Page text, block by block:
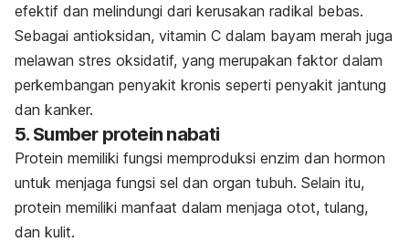
efektif dan melindungi dari kerusakan radikal bebas.
Sebagai antioksidan, vitamin C dalam bayam merah juga
melawan stres oksidatif, yang merupakan faktor dalam
perkembangan penyakit kronis seperti penyakit jantung
dan kanker.
5. Sumber protein nabati
Protein memiliki fungsi memproduksi enzim dan hormon
untuk menjaga fungsi sel dan organ tubuh. Selain itu,
protein memiliki manfaat dalam menjaga otot, tulang,
dan kulit.